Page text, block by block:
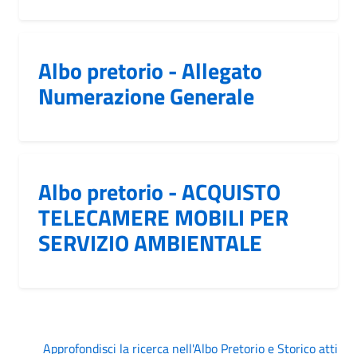
Albo pretorio - Allegato
Numerazione Generale
Albo pretorio - ACQUISTO
TELECAMERE MOBILI PER
SERVIZIO AMBIENTALE
Approfondisci la ricerca nell'Albo Pretorio e Storico atti